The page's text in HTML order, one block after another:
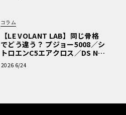
コラム
【LE VOLANT LAB】同じ骨格
でどう違う？ プジョー5008／シ
トロエンC5エアクロス／DS Nº4
読者一気乗りレポート
2026 6/24